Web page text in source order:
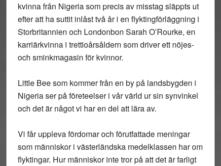
kvinna från Nigeria som precis av misstag släppts ut
efter att ha suttit inlåst två år i en flyktingförläggning i
Storbritannien och Londonbon Sarah O’Rourke, en
karriärkvinna i trettioårsåldern som driver ett nöjes-
och sminkmagasin för kvinnor.
Little Bee som kommer från en by på landsbygden i
Nigeria ser på företeelser i vår värld ur sin synvinkel
och det är något vi har en del att lära av.
Vi får uppleva fördomar och förutfattade meningar
som människor i västerländska medelklassen har om
flyktingar. Hur människor inte tror på att det är farligt